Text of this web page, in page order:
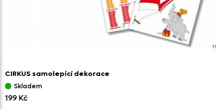
CIRKUS samolepící dekorace
Skladem
199 Kč